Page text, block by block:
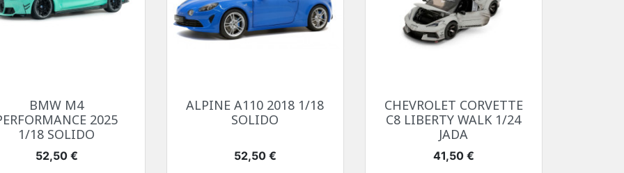
Aperçu rapide
BMW M4
2025
1/18 SOLIDO
Prix
52,50 €
Aperçu rapide
ALPINE A110 2018 1/18
SOLIDO
Prix
52,50 €
Aperçu rapide
CHEVROLET CORVETTE
C8 LIBERTY WALK 1/24
JADA
Prix
41,50 €